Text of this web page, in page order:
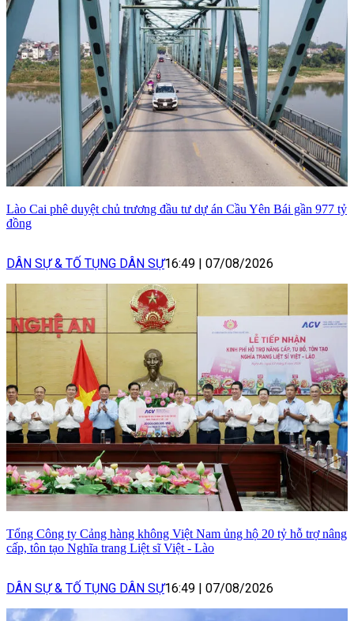
Lào Cai phê duyệt chủ trương đầu tư dự án Cầu Yên Bái gần 977 tỷ
đồng
DÂN SỰ & TỐ TỤNG DÂN SỰ16:49 07/08/2026
Tổng Công ty Cảng hàng không Việt Nam ủng hộ 20 tỷ hỗ trợ nâng
cấp, tôn tạo Nghĩa trang Liệt sĩ Việt - Lào
DÂN SỰ & TỐ TỤNG DÂN SỰ16:49 07/08/2026